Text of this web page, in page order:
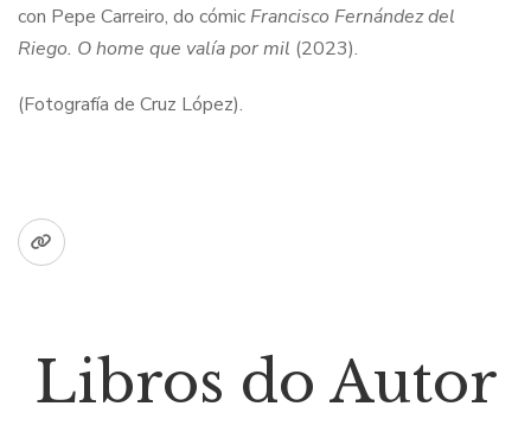
con Pepe Carreiro, do cómic Francisco Fernández del
Riego. O home que valía por mil (2023).
(Fotografía de Cruz López).
Libros do Autor